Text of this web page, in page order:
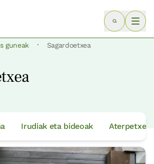
guneak · Sagardoetxea
Irudiak eta bideoak